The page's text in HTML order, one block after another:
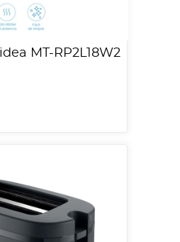
MT-RP2L18W2